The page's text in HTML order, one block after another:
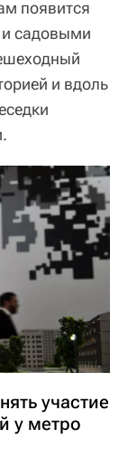
появится
садовыми
и вдоль
участие
у метро